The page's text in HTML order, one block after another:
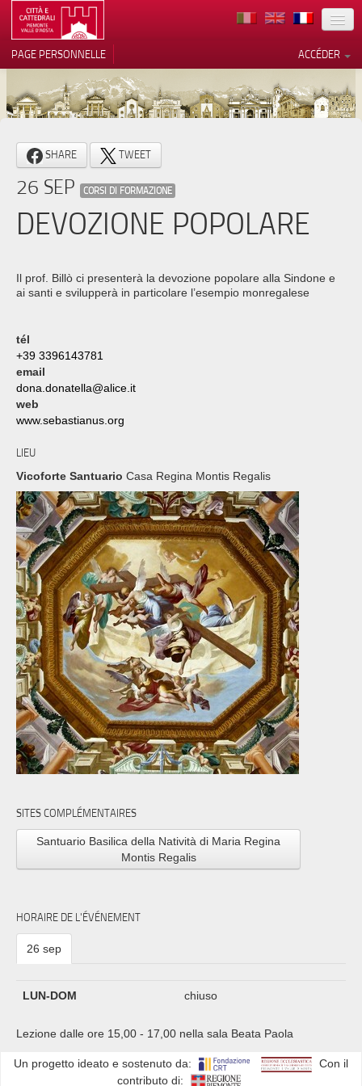
TERRITOIRE
ARCHITECTURE
MUSÉES
ITINÉRAIRES
EVÉNEMENTS
BÉNÉVOLES
PRESS
ACCÉDER
PAGE PERSONNELLE
SHARE TWEET
26 SEP CORSI DI FORMAZIONE
DEVOZIONE POPOLARE
Il prof. Billò ci presenterà la devozione popolare alla Sindone e
ai santi e svilupperà in particolare l’esempio monregalese
tél
+39 3396143781
email
dona.donatella@alice.it
web
www.sebastianus.org
LIEU
Vicoforte Santuario Casa Regina Montis Regalis
SITES COMPLÉMENTAIRES
Santuario Basilica della Natività di Maria Regina
Montis Regalis
HORAIRE DE L'ÉVÉNEMENT
26 sep
LUN-DOM chiuso
Lezione dalle ore 15,00 - 17,00 nella sala Beata Paola
Un progetto ideato e sostenuto da:
Con il
contributo di:
Notification lors de la collecte
Vos choix en matière de
confidentialité